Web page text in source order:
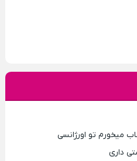
میخورم تو اورژانسی
داری